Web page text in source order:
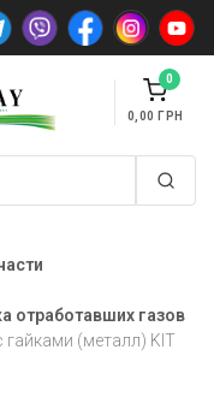
0
0,00
отработавших газов
(металл) KIT